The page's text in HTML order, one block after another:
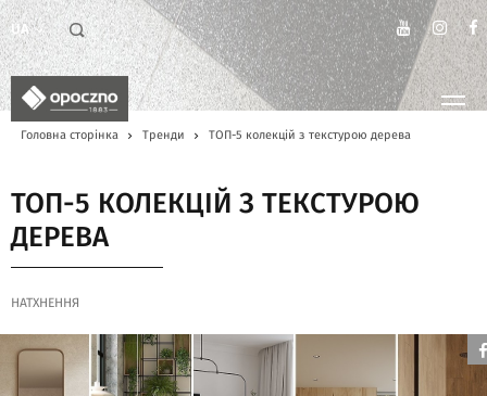
UA
Головна сторінка Тренди ТОП-5 колекцій з текстурою дерева
ТОП-5 КОЛЕКЦІЙ З ТЕКСТУРОЮ
ДЕРЕВА
НАТХНЕННЯ